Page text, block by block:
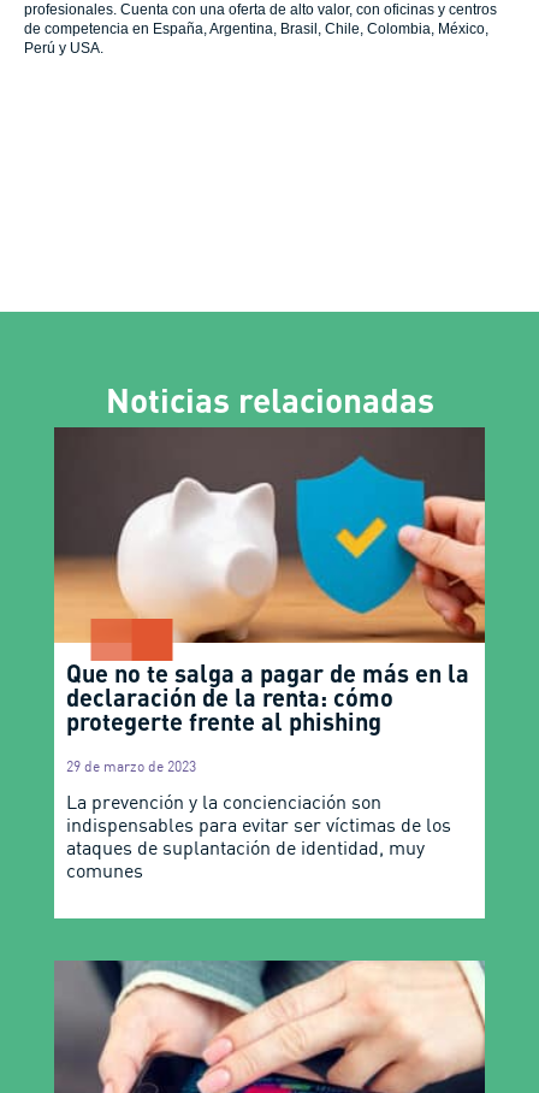
profesionales. Cuenta con una oferta de alto valor, con oficinas y centros
de competencia en España, Argentina, Brasil, Chile, Colombia, México,
Perú y USA.
Noticias relacionadas
Que no te salga a pagar de más en la
declaración de la renta: cómo
protegerte frente al phishing
29 de marzo de 2023
La prevención y la concienciación son
indispensables para evitar ser víctimas de los
ataques de suplantación de identidad, muy
comunes